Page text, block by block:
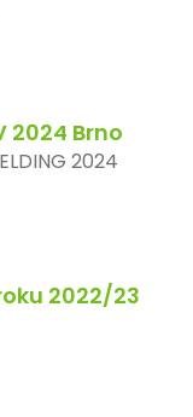
2024 Brno
2024
2022/23